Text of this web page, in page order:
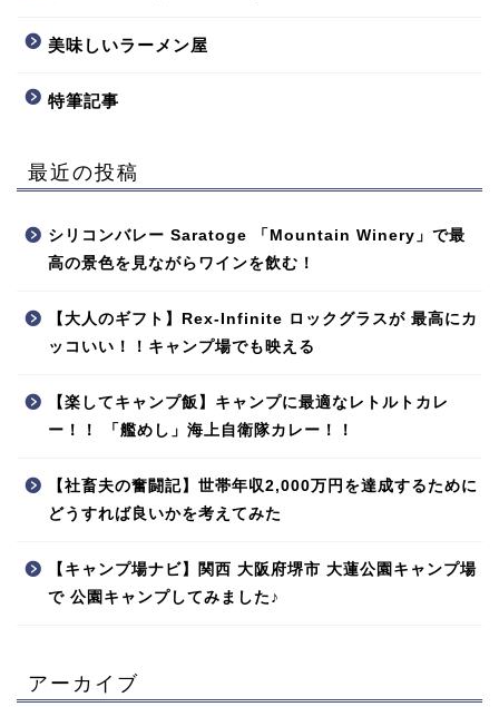
美味しいラーメン屋
特筆記事
最近の投稿
シリコンバレー Saratoge 「Mountain Winery」で最
高の景色を見ながらワインを飲む！
【大人のギフト】Rex-Infinite ロックグラスが 最高にカ
ッコいい！！キャンプ場でも映える
【楽してキャンプ飯】キャンプに最適なレトルトカレ
ー！！ 「艦めし」海上自衛隊カレー！！
【社畜夫の奮闘記】世帯年収2,000万円を達成するために
どうすれば良いかを考えてみた
【キャンプ場ナビ】関西 大阪府堺市 大蓮公園キャンプ場
で 公園キャンプしてみました♪
アーカイブ